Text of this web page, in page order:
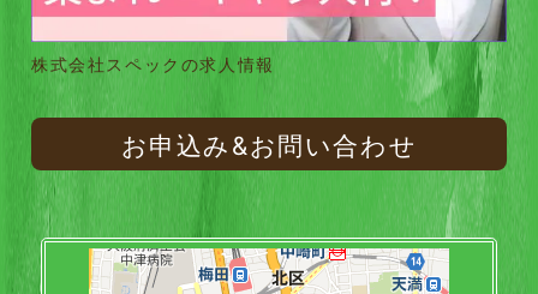
株式会社スペックの求人情報
お申込み&お問い合わせ